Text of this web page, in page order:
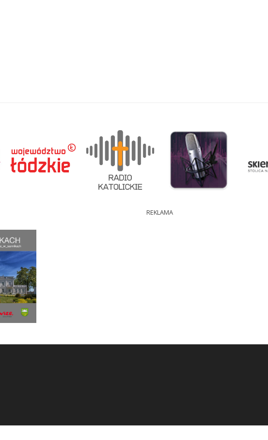
REKLAMA